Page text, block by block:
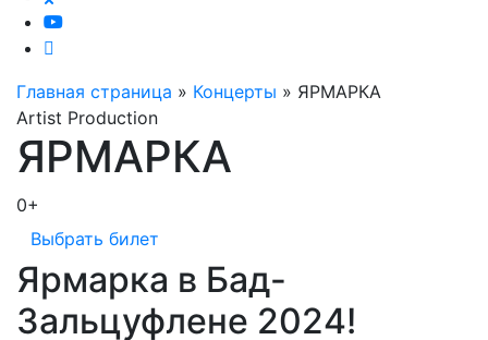
Главная страница » Концерты » ЯРМАРКА
Artist Production
ЯРМАРКА
0+
Выбрать билет
Ярмарка в Бад-
Зальцуфлене 2024!